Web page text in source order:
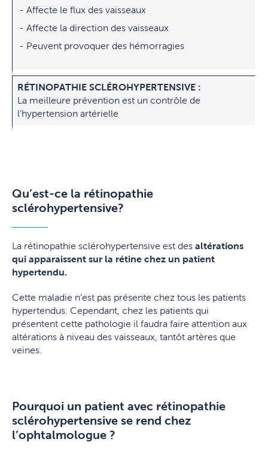
Affecte le flux des vaisseaux
Affecte la direction des vaisseaux
Peuvent provoquer des hémorragies
RÉTINOPATHIE SCLÉROHYPERTENSIVE :
La meilleure prévention est un contrôle de
l’hypertension artérielle
Qu’est-ce la rétinopathie
sclérohypertensive?
La rétinopathie sclérohypertensive est des altérations
qui apparaissent sur la rétine chez un patient
hypertendu.
Cette maladie n’est pas présente chez tous les patients
hypertendus. Cependant, chez les patients qui
présentent cette pathologie il faudra faire attention aux
altérations à niveau des vaisseaux, tantôt artères que
veines.
Pourquoi un patient avec rétinopathie
sclérohypertensive se rend chez
l’ophtalmologue ?